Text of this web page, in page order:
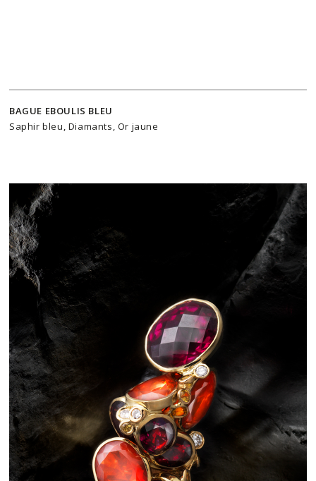
BAGUE EBOULIS BLEU
Saphir bleu, Diamants, Or jaune